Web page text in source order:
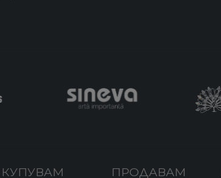
КУПУВАМ ПРОДАВАМ